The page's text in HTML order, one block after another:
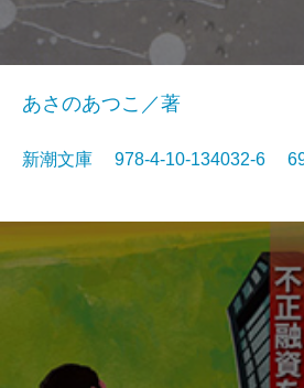
あさのあつこ／著
新潮文庫 978-4-10-134032-6